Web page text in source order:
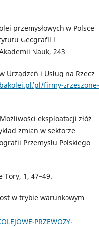
przemysłowych w Polsce
Geografii i
Nauk, 243.
Urządzeń i Usług na Rzecz
pl/firmy-zrzeszone-
eksploatacji złóż
zmian w sektorze
Przemysłu Polskiego
Tory, 1, 47–49.
w trybie warunkowym
PRZEWOZY-